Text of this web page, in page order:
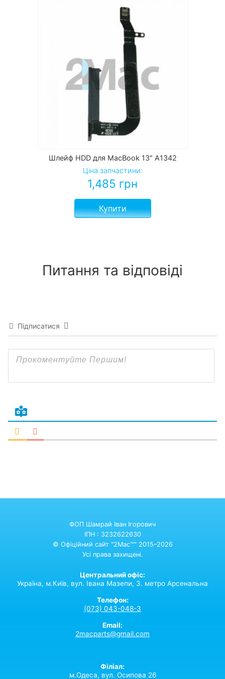
Шлейф HDD для MacBook 13″ A1342
Ціна запчастини:
1,485 грн
Купити
Питання та відповіді
Підписатися
ФОП Шамрай Іван Ігорович
ІПН : 3232622630
© Офіційний сайт "2Mac™" 2015–2026
Усі права захищені.
Центральний офіс:
Україна, м.Київ, вул. Івана Мазепи, 3. метро Арсенальна
Телефон:
(073) 043-048-3
Email:
2macparts@gmail.com
Філіал:
м.Одеса, вул. Осипова 26